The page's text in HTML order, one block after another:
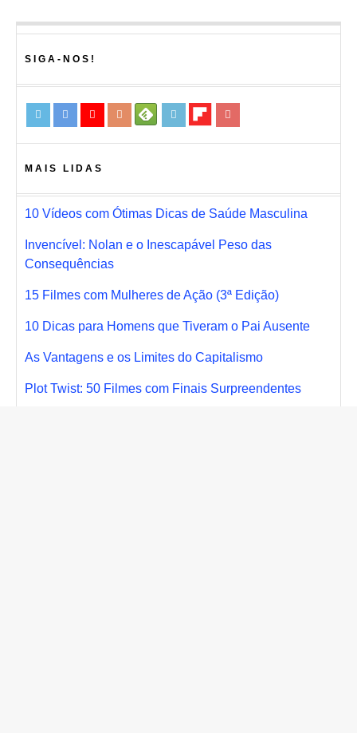
SIGA-NOS!
MAIS LIDAS
10 Vídeos com Ótimas Dicas de Saúde Masculina
Invencível: Nolan e o Inescapável Peso das
Consequências
15 Filmes com Mulheres de Ação (3ª Edição)
10 Dicas para Homens que Tiveram o Pai Ausente
As Vantagens e os Limites do Capitalismo
Plot Twist: 50 Filmes com Finais Surpreendentes